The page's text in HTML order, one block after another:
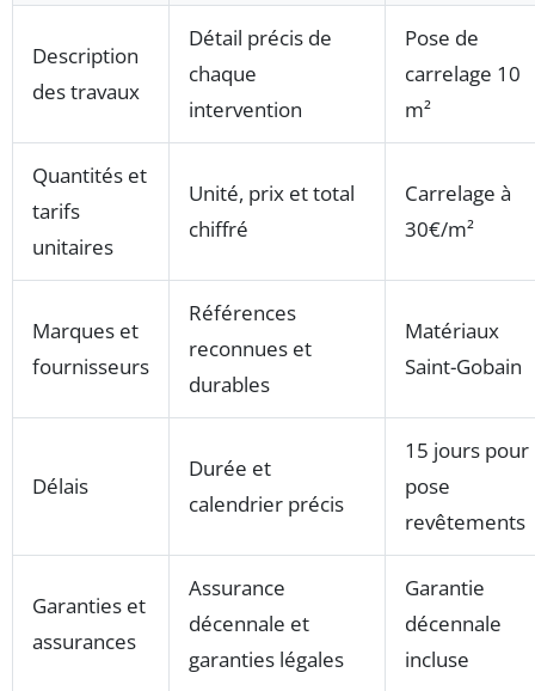
Description
des travaux
Détail précis de
chaque
intervention
Pose de
carrelage 10
m²
Quantités et
tarifs
unitaires
Unité, prix et total
chiffré
Carrelage à
30€/m²
Marques et
fournisseurs
Références
reconnues et
durables
Matériaux
Saint-Gobain
Délais
Durée et
calendrier précis
15 jours pour
pose
revêtements
Garanties et
assurances
Assurance
décennale et
garanties légales
Garantie
décennale
incluse